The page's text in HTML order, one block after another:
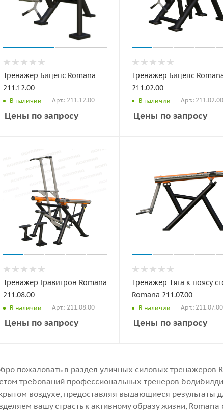
Тренажер Бицепс Romana
211.12.00
В наличии Арт.: 211.12.00
Цены по запросу
Тренажер Бицепс
211.02.00
В наличии Арт.: 211.02.00
Цены по запросу
Тренажер Гравитрон Romana
211.08.00
В наличии Арт.: 211.08.00
Цены по запросу
Тренажер Тяга к поясу
Romana 211.07.00
В наличии Арт.: 211.07.00
Цены по запросу
пожаловать в раздел уличных силовых тренажеров
требований профессиональных тренеров
воздухе, предоставляя выдающиеся
вашу страсть к активному образу жизни,